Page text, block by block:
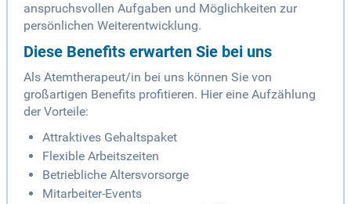
anspruchsvollen Aufgaben und Möglichkeiten zur
persönlichen Weiterentwicklung.
Diese Benefits erwarten Sie bei uns
Als Atemtherapeut/in bei uns können Sie von
großartigen Benefits profitieren. Hier eine Aufzählung
der Vorteile:
Attraktives Gehaltspaket
Flexible Arbeitszeiten
Betriebliche Altersvorsorge
Mitarbeiter-Events